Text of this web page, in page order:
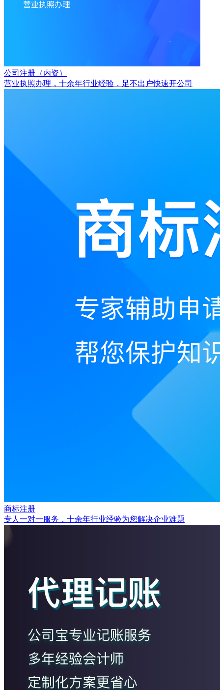
公司注册（内资）
营业执照办理，十余年行业经验，足不出户快速开公司
商标注册
专人一对一服务，十余年行业经验为您解决企业难题